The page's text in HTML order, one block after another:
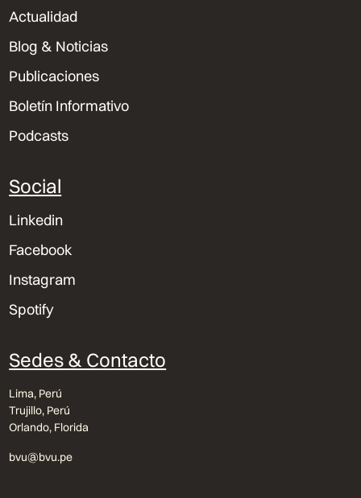
Actualidad
Blog & Noticias
Publicaciones
Boletín Informativo
Podcasts
Social
Linkedin
Facebook
Instagram
Spotify
Sedes & Contacto
Lima, Perú
Trujillo, Perú
Orlando, Florida
bvu@bvu.pe